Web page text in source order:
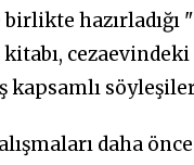
birlikte hazırladığı
kitabı,
kapsamlı
daha